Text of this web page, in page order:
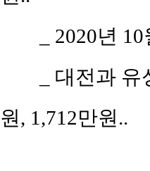
_ 2020년
_ 대전과
원, 1,712만원..